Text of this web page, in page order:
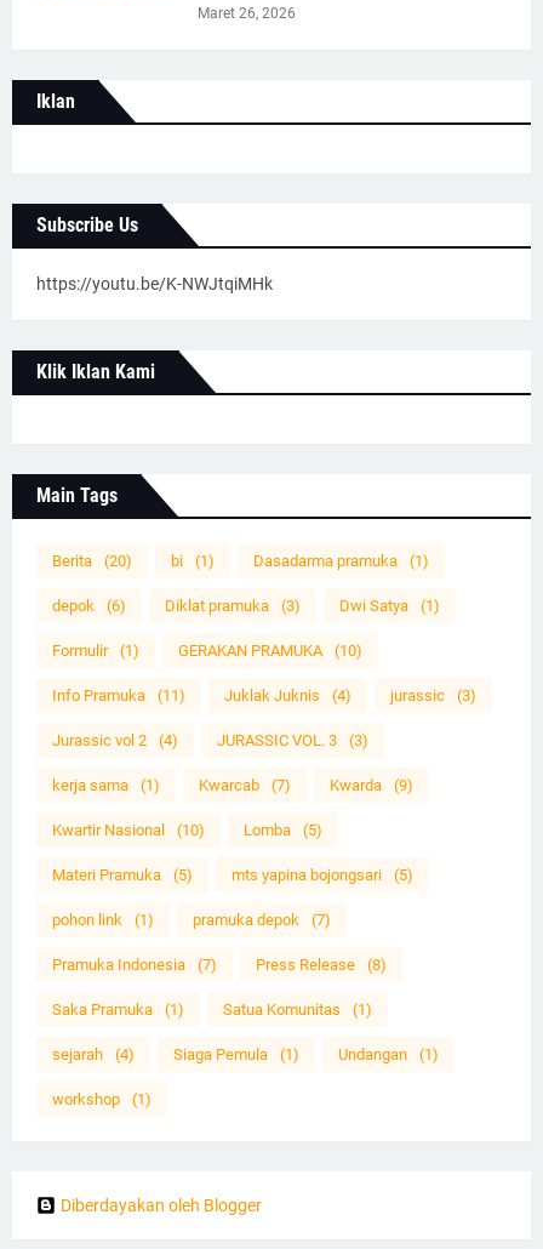
Maret 26, 2026
Iklan
Subscribe Us
https://youtu.be/K-NWJtqiMHk
Klik Iklan Kami
Main Tags
Berita (20) bi (1) Dasadarma pramuka (1)
depok (6) Diklat pramuka (3) Dwi Satya (1)
Formulir (1) GERAKAN PRAMUKA (10)
Info Pramuka (11) Juklak Juknis (4) jurassic (3)
Jurassic vol 2 (4) JURASSIC VOL. 3 (3)
kerja sama (1) Kwarcab (7) Kwarda (9)
Kwartir Nasional (10) Lomba (5)
Materi Pramuka (5) mts yapina bojongsari (5)
pohon link (1) pramuka depok (7)
Pramuka Indonesia (7) Press Release (8)
Saka Pramuka (1) Satua Komunitas (1)
sejarah (4) Siaga Pemula (1) Undangan (1)
workshop (1)
Diberdayakan oleh Blogger